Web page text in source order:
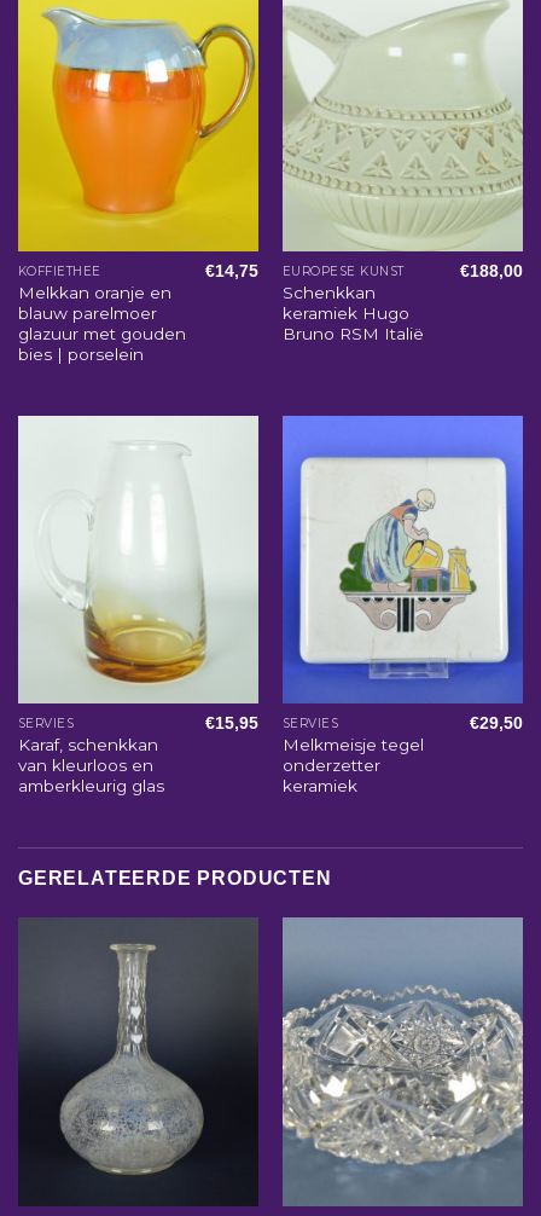
KOFFIETHEE
Melkkan oranje en
blauw parelmoer
glazuur met gouden
bies | porselein
€14,75 EUROPESE KUNST
Schenkkan
keramiek Hugo
Bruno RSM Italië
€188,00
SERVIES
Karaf, schenkkan
van kleurloos en
amberkleurig glas
€15,95 SERVIES
Melkmeisje tegel
onderzetter
keramiek
€29,50
GERELATEERDE PRODUCTEN